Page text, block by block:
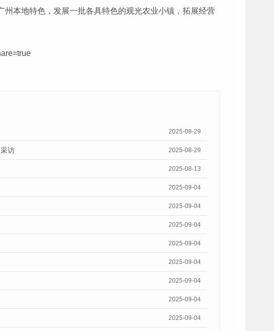
本地特色，发展一批各具特色的观光农业小镇，拓展经营
2025-08-29
访 2025-08-29
2025-08-13
2025-09-04
2025-09-04
2025-09-04
2025-09-04
2025-09-04
2025-09-04
2025-09-04
2025-09-04